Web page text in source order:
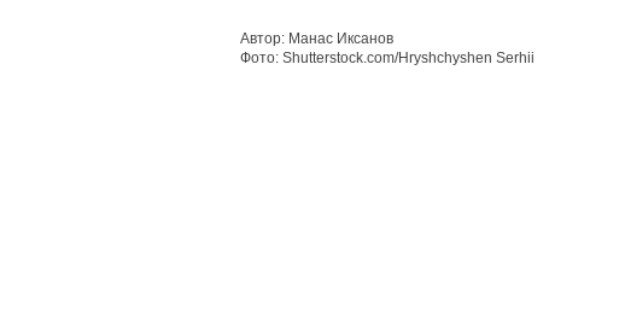
Автор: Манас Иксанов
Фото: Shutterstock.com/Hryshchyshen Serhii